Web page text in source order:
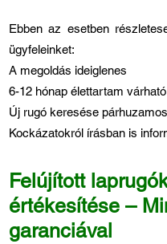
Ebben az esetben
ügyfeleinket:
A megoldás ideiglenes
6-12 hónap élettartam várható
Új rugó keresése
Kockázatokról írásban is
Felújított
értékesítése –
garanciával